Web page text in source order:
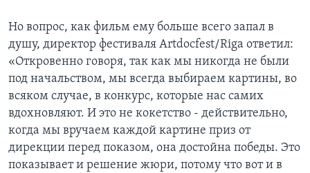
Но вопрос, как фильм ему больше всего запал в
душу, директор фестиваля Artdocfest/Riga ответил:
«Откровенно говоря, так как мы никогда не были
под начальством, мы всегда выбираем картины, во
всяком случае, в конкурс, которые нас самих
вдохновляют. И это не кокетство - действительно,
когда мы вручаем каждой картине приз от
дирекции перед показом, она достойна победы. Это
показывает и решение жюри, потому что вот и в